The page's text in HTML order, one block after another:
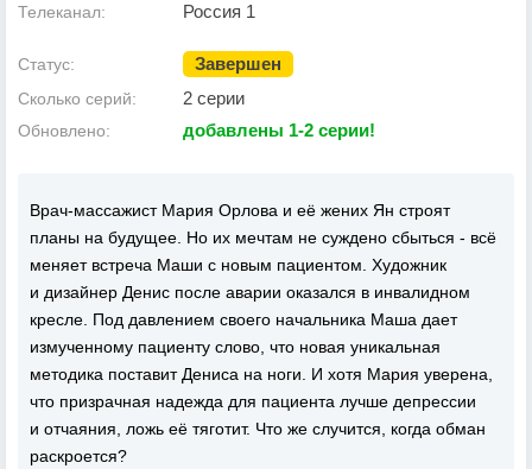
Телеканал: Россия 1
Статус: Завершен
Сколько серий: 2 серии
Обновлено: добавлены 1-2 серии!
Врач-массажист Мария Орлова и её жених Ян строят
планы на будущее. Но их мечтам не суждено сбыться - всё
меняет встреча Маши с новым пациентом. Художник
и дизайнер Денис после аварии оказался в инвалидном
кресле. Под давлением своего начальника Маша дает
измученному пациенту слово, что новая уникальная
методика поставит Дениса на ноги. И хотя Мария уверена,
что призрачная надежда для пациента лучше депрессии
и отчаяния, ложь её тяготит. Что же случится, когда обман
раскроется?